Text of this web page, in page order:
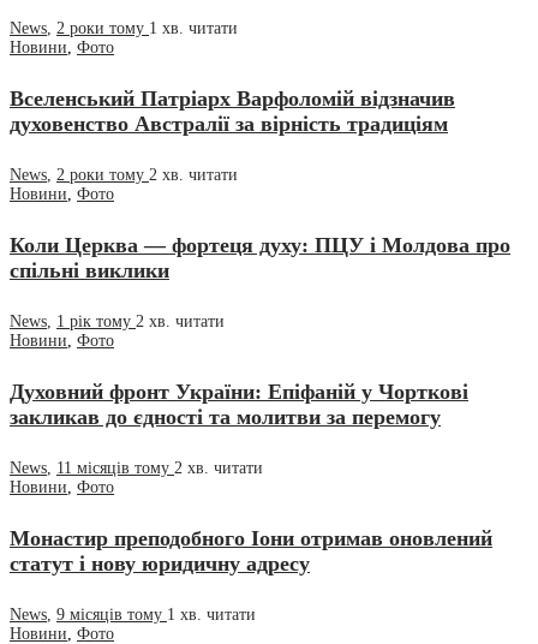
News, 2 роки тому 1 хв. читати
Новини, Фото
Вселенський Патріарх Варфоломій відзначив
духовенство Австралії за вірність традиціям
News, 2 роки тому 2 хв. читати
Новини, Фото
Коли Церква — фортеця духу: ПЦУ і Молдова про
спільні виклики
News, 1 рік тому 2 хв. читати
Новини, Фото
Духовний фронт України: Епіфаній у Чорткові
закликав до єдності та молитви за перемогу
News 11 місяців тому 2 хв. читати
Новини Фото
Монастир преподобного Іони отримав оновлений
статут і нову юридичну адресу
News 9 місяців тому 1 хв. читати
Новини Фото